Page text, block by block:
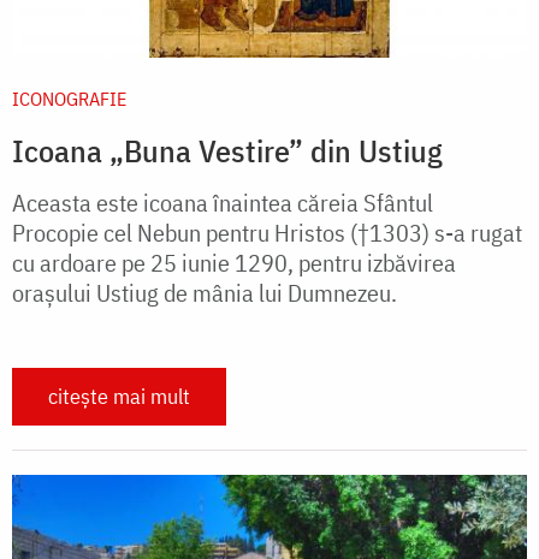
ICONOGRAFIE
Icoana „Buna Vestire” din Ustiug
Aceasta este icoana înaintea căreia Sfântul
Procopie cel Nebun pentru Hristos (†1303) s-a rugat
cu ardoare pe 25 iunie 1290, pentru izbăvirea
orașului Ustiug de mânia lui Dumnezeu.
citește mai mult